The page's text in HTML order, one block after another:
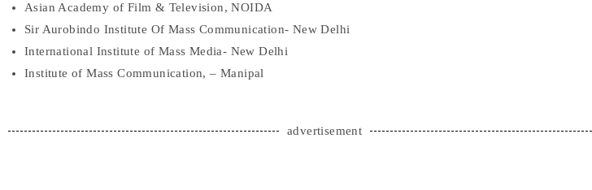
Asian Academy of Film & Television, NOIDA
Sir Aurobindo Institute Of Mass Communication- New Delhi
International Institute of Mass Media- New Delhi
Institute of Mass Communication, – Manipal
advertisement